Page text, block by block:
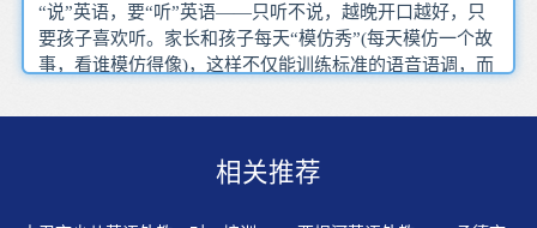
“说”英语，要“听”英语——只听不说，越晚开口越好，只
要孩子喜欢听。家长和孩子每天“模仿秀”(每天模仿一个故
事，看谁模仿得像)，这样不仅能训练标准的语音语调，而
局限在学校课堂内学英语。帮助孩子尽可能利用他们所能
同的工具。通过播放英语口语的材料只有养成经常读的习
题。多方面激发孩子的英语学习兴趣和英语自信心，帮助
相关推荐